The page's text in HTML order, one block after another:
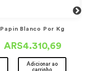
Papin Blanco Por Kg
ARS4.310,69
Adicionar ao
carrinho